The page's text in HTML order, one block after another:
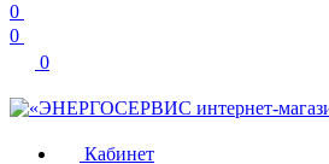
0
0
0
Кабинет